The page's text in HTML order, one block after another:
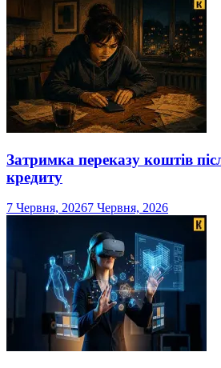
Затримка переказу коштів
кредиту
7 Червня, 20267 Червня, 2026